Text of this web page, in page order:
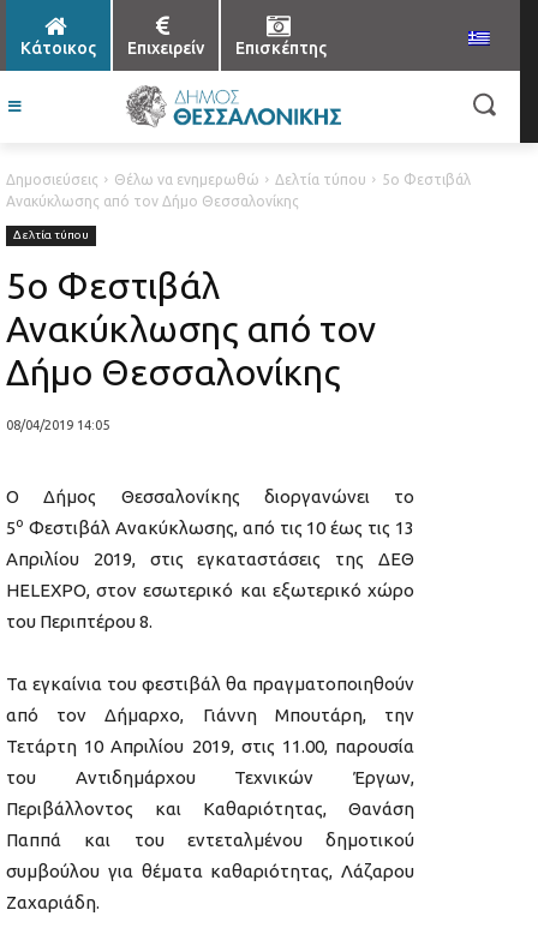
Κάτοικος Επιχειρείν Επισκέπτης
Δημοσιεύσεις Θέλω να ενημερωθώ Δελτία τύπου
5ο Φεστιβάλ
Ανακύκλωσης από τον Δήμο Θεσσαλονίκης
Δελτία τύπου
5ο Φεστιβάλ
Ανακύκλωσης από τον
Δήμο Θεσσαλονίκης
08/04/2019 14:05
Ο Δήμος Θεσσαλονίκης διοργανώνει το
5ο Φεστιβάλ Ανακύκλωσης, από τις 10 έως τις 13
Απριλίου 2019, στις εγκαταστάσεις της ΔΕΘ
HELEXPO, στον εσωτερικό και εξωτερικό χώρο
του Περιπτέρου 8.
Τα εγκαίνια του φεστιβάλ θα πραγματοποιηθούν
από τον Δήμαρχο, Γιάννη Μπουτάρη, την
Τετάρτη 10 Απριλίου 2019, στις 11.00, παρουσία
του Αντιδημάρχου Τεχνικών Έργων,
Περιβάλλοντος και Καθαριότητας, Θανάση
Παππά και του εντεταλμένου δημοτικού
συμβούλου για θέματα καθαριότητας, Λάζαρου
Ζαχαριάδη.